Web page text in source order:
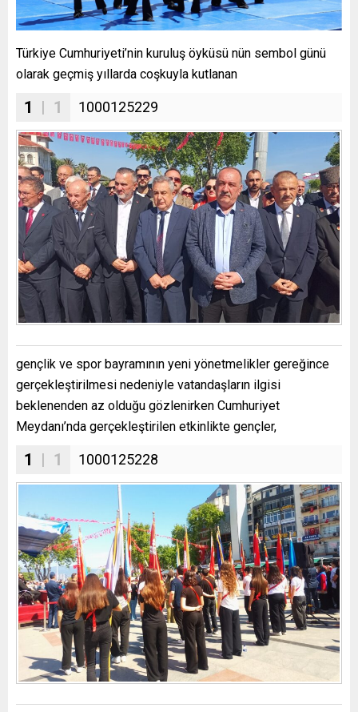
Türkiye Cumhuriyeti’nin kuruluş öyküsü nün sembol günü
olarak geçmiş yıllarda coşkuyla kutlanan
1 | 1 1000125229
gençlik ve spor bayramının yeni yönetmelikler gereğince
gerçekleştirilmesi nedeniyle vatandaşların ilgisi
beklenenden az olduğu gözlenirken Cumhuriyet
Meydanı’nda gerçekleştirilen etkinlikte gençler,
1 | 1 1000125228